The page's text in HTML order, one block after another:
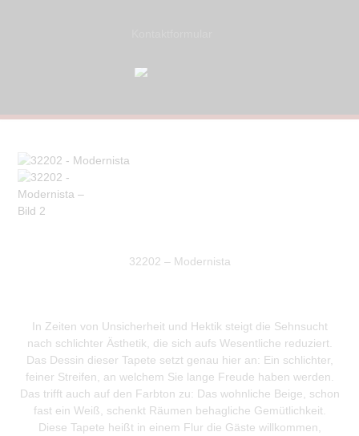
32202 – Modernista
In Zeiten von Unsicherheit und Hektik steigt die Sehnsucht
nach schlichter Ästhetik, die sich aufs Wesentliche reduziert.
Das Dessin dieser Tapete setzt genau hier an: Ein schlichter,
feiner Streifen, an welchem Sie lange Freude haben werden.
Das trifft auch auf den Farbton zu: Das wohnliche Beige, schon
fast ein Weiß, schenkt Räumen behagliche Gemütlichkeit.
Diese Tapete heißt in einem Flur die Gäste willkommen,